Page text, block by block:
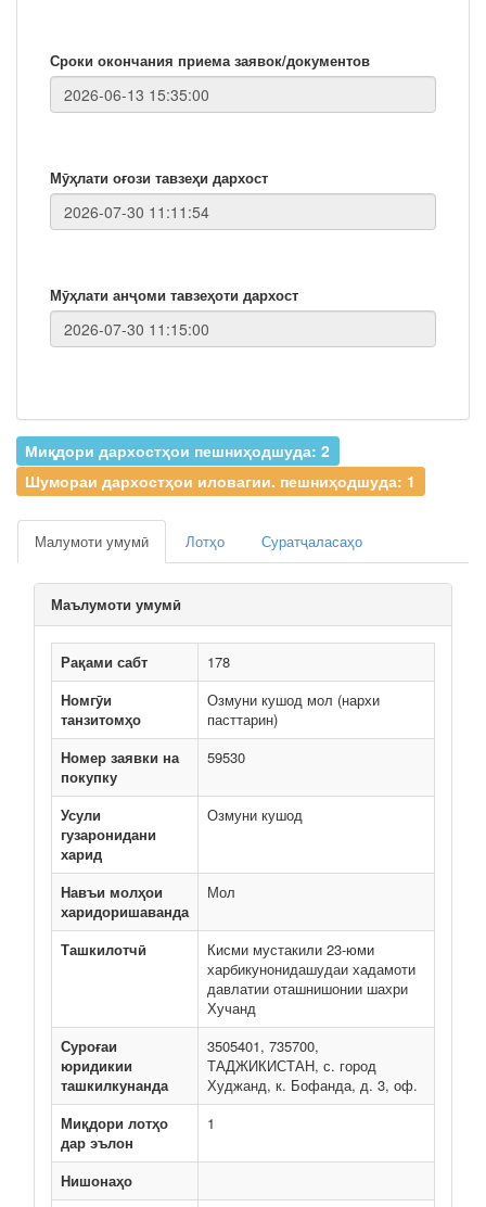
Сроки окончания приема заявок/документов
Мӯҳлати оғози тавзеҳи дархост
Мӯҳлати анҷоми тавзеҳоти дархост
Миқдори дархостҳои пешниҳодшуда: 2
Шумораи дархостҳои иловагии. пешниҳодшуда: 1
Малумоти умумӣ Лотҳо Суратҷаласаҳо
Маълумоти умумӣ
Рақами сабт
178
Номгӯи
танзитомҳо
Озмуни кушод мол (нархи
пасттарин)
Номер заявки на
покупку
59530
Усули
гузаронидани
харид
Озмуни кушод
Навъи молҳои
харидоришаванда
Мол
Ташкилотчӣ
Кисми мустакили 23-юми
харбикунонидашудаи хадамоти
давлатии оташнишонии шахри
Хучанд
Суроғаи
юридикии
ташкилкунанда
3505401, 735700,
ТАДЖИКИСТАН, с. город
Худжанд, к. Бофанда, д. 3, оф.
Миқдори лотҳо
дар эълон
1
Нишонаҳо